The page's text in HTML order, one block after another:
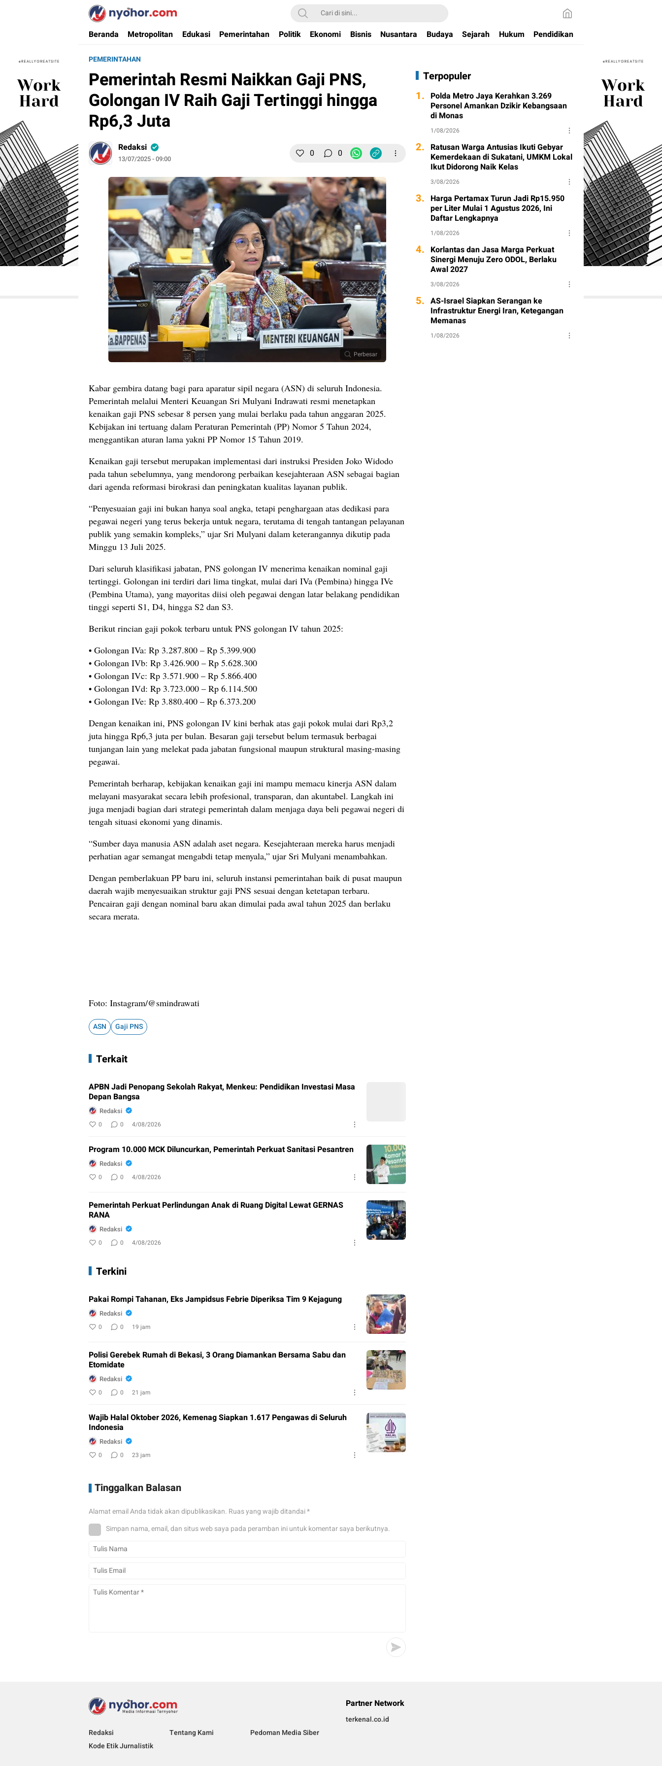
Nyohor.com
Media Informasi Ternyohor
Beranda Metropolitan Edukasi Pemerintahan Politik Ekonomi Bisnis Nusantara Budaya Sejarah Hukum Pendidikan
PEMERINTAHAN
Pemerintah Resmi Naikkan Gaji PNS,
Golongan IV Raih Gaji Tertinggi hingga
Rp6,3 Juta
Redaksi
13/07/2025 - 09:00 0 0
Perbesar
Kabar gembira datang bagi para aparatur sipil negara (ASN) di seluruh Indonesia.
Pemerintah melalui Menteri Keuangan Sri Mulyani Indrawati resmi menetapkan
kenaikan gaji PNS sebesar 8 persen yang mulai berlaku pada tahun anggaran 2025.
Kebijakan ini tertuang dalam Peraturan Pemerintah (PP) Nomor 5 Tahun 2024,
menggantikan aturan lama yakni PP Nomor 15 Tahun 2019.
Kenaikan gaji tersebut merupakan implementasi dari instruksi Presiden Joko Widodo
pada tahun sebelumnya, yang mendorong perbaikan kesejahteraan ASN sebagai bagian
dari agenda reformasi birokrasi dan peningkatan kualitas layanan publik.
“Penyesuaian gaji ini bukan hanya soal angka, tetapi penghargaan atas dedikasi para
pegawai negeri yang terus bekerja untuk negara, terutama di tengah tantangan pelayanan
publik yang semakin kompleks,” ujar Sri Mulyani dalam keterangannya dikutip pada
Minggu 13 Juli 2025.
Dari seluruh klasifikasi jabatan, PNS golongan IV menerima kenaikan nominal gaji
tertinggi. Golongan ini terdiri dari lima tingkat, mulai dari IVa (Pembina) hingga IVe
(Pembina Utama), yang mayoritas diisi oleh pegawai dengan latar belakang pendidikan
tinggi seperti S1, D4, hingga S2 dan S3.
Berikut rincian gaji pokok terbaru untuk PNS golongan IV tahun 2025:
• Golongan IVa: Rp 3.287.800 – Rp 5.399.900
• Golongan IVb: Rp 3.426.900 – Rp 5.628.300
• Golongan IVc: Rp 3.571.900 – Rp 5.866.400
• Golongan IVd: Rp 3.723.000 – Rp 6.114.500
• Golongan IVe: Rp 3.880.400 – Rp 6.373.200
Dengan kenaikan ini, PNS golongan IV kini berhak atas gaji pokok mulai dari Rp3,2
juta hingga Rp6,3 juta per bulan. Besaran gaji tersebut belum termasuk berbagai
tunjangan lain yang melekat pada jabatan fungsional maupun struktural masing-masing
pegawai.
Pemerintah berharap, kebijakan kenaikan gaji ini mampu memacu kinerja ASN dalam
melayani masyarakat secara lebih profesional, transparan, dan akuntabel. Langkah ini
juga menjadi bagian dari strategi pemerintah dalam menjaga daya beli pegawai negeri di
tengah situasi ekonomi yang dinamis.
“Sumber daya manusia ASN adalah aset negara. Kesejahteraan mereka harus menjadi
perhatian agar semangat mengabdi tetap menyala,” ujar Sri Mulyani menambahkan.
Dengan pemberlakuan PP baru ini, seluruh instansi pemerintahan baik di pusat maupun
daerah wajib menyesuaikan struktur gaji PNS sesuai dengan ketetapan terbaru.
Pencairan gaji dengan nominal baru akan dimulai pada awal tahun 2025 dan berlaku
secara merata.
Foto: Instagram/@smindrawati
ASN Gaji PNS
Terkait
APBN Jadi Penopang Sekolah Rakyat, Menkeu: Pendidikan Investasi Masa
Depan Bangsa
Redaksi
0 0 4/08/2026
Program 10.000 MCK Diluncurkan, Pemerintah Perkuat Sanitasi Pesantren
Redaksi
0 0 4/08/2026
Pemerintah Perkuat Perlindungan Anak di Ruang Digital Lewat GERNAS
RANA
Redaksi
0 0 4/08/2026
Terkini
Pakai Rompi Tahanan, Eks Jampidsus Febrie Diperiksa Tim 9 Kejagung
Redaksi
0 0 19 jam
Polisi Gerebek Rumah di Bekasi, 3 Orang Diamankan Bersama Sabu dan
Etomidate
Redaksi
0 0 21 jam
Wajib Halal Oktober 2026, Kemenag Siapkan 1.617 Pengawas di Seluruh
Indonesia
Redaksi
0 0 23 jam
Tinggalkan Balasan
Alamat email Anda tidak akan dipublikasikan. Ruas yang wajib ditandai*
Simpan nama, email, dan situs web saya pada peramban ini untuk komentar saya berikutnya.
Terpopuler
1. Polda Metro Jaya Kerahkan 3.269
Personel Amankan Dzikir Kebangsaan
di Monas
1/08/2026
2. Ratusan Warga Antusias Ikuti Gebyar
Kemerdekaan di Sukatani, UMKM Lokal
Ikut Didorong Naik Kelas
3/08/2026
3. Harga Pertamax Turun Jadi Rp15.950
per Liter Mulai 1 Agustus 2026, Ini
Daftar Lengkapnya
1/08/2026
4. Korlantas dan Jasa Marga Perkuat
Sinergi Menuju Zero ODOL, Berlaku
Awal 2027
3/08/2026
5. AS-Israel Siapkan Serangan ke
Infrastruktur Energi Iran, Ketegangan
Memanas
1/08/2026
Redaksi Tentang Kami
Pedoman Media Siber
Kode Etik Jurnalistik
Partner Network
terkenal.co.id